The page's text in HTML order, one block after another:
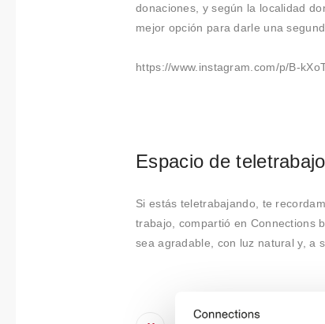
donaciones, y según la localidad
mejor opción para darle una
https://www.instagram.com/p/B-
Espacio de teletrabajo
Si estás teletrabajando, te
trabajo, compartió en Connections
sea agradable, con luz natural y, a